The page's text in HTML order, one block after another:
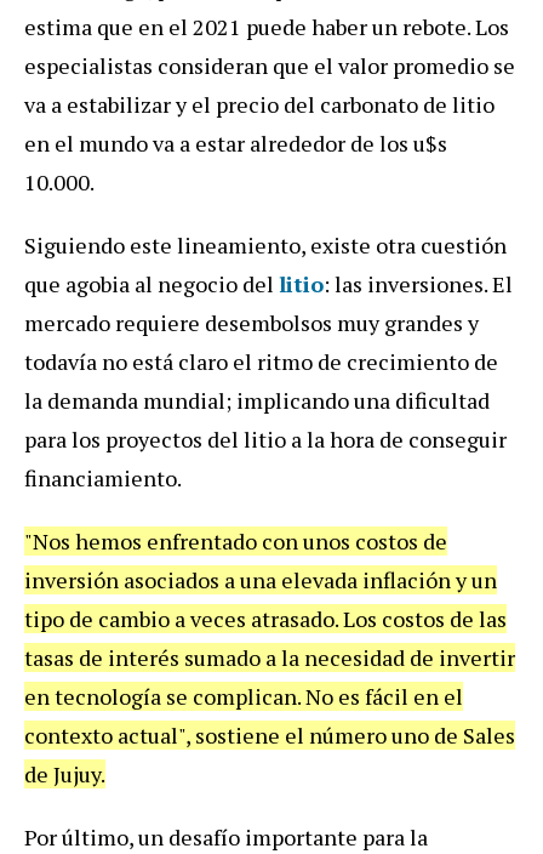
estima que en el 2021 puede haber un rebote. Los
especialistas consideran que el valor promedio se
va a estabilizar y el precio del carbonato de litio
en el mundo va a estar alrededor de los u$s
10.000.
Siguiendo este lineamiento, existe otra cuestión
que agobia al negocio del litio: las inversiones. El
mercado requiere desembolsos muy grandes y
todavía no está claro el ritmo de crecimiento de
la demanda mundial; implicando una dificultad
para los proyectos del litio a la hora de conseguir
financiamiento.
"Nos hemos enfrentado con unos costos de
inversión asociados a una elevada inflación y un
tipo de cambio a veces atrasado. Los costos de las
tasas de interés sumado a la necesidad de invertir
en tecnología se complican. No es fácil en el
contexto actual", sostiene el número uno de Sales
de Jujuy.
Por último, un desafío importante para la